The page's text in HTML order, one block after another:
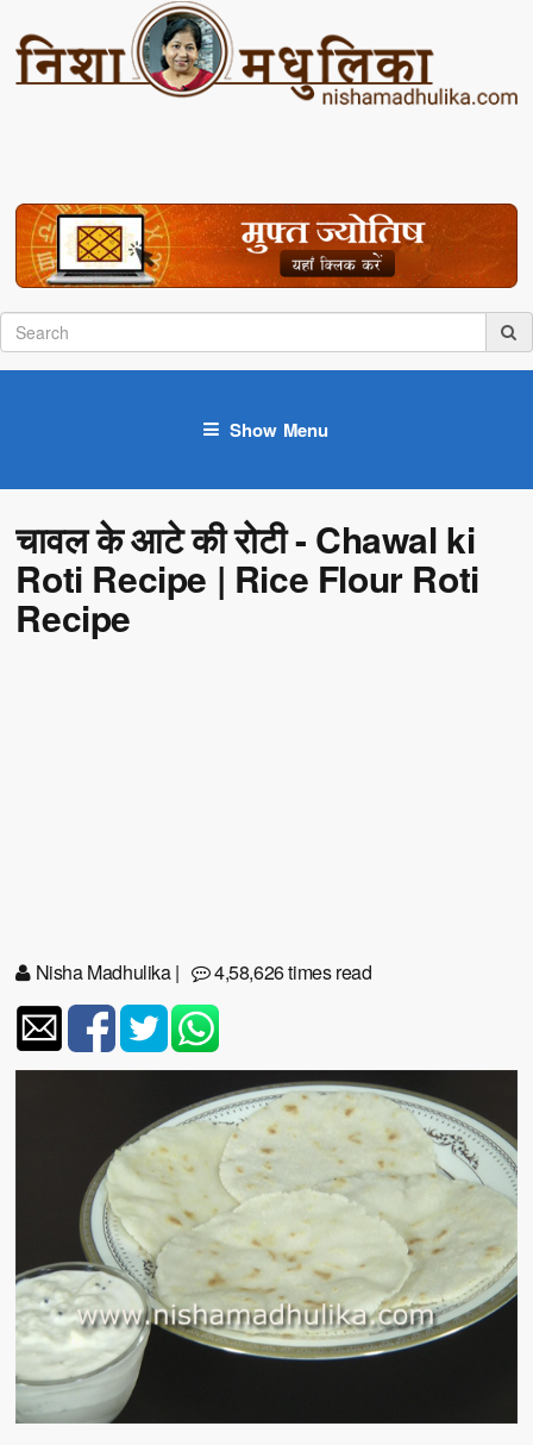
Show Menu
चावल के आटे की रोटी - Chawal ki
Roti Recipe | Rice Flour Roti
Recipe
Nisha Madhulika| 4,58,626 times read